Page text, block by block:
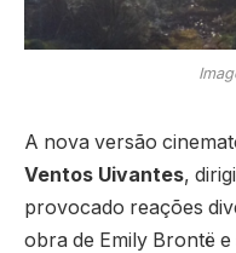
A nova versão
Ventos Uivantes,
provocado reações
obra de Emily Brontë